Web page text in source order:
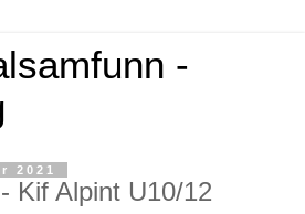
-
2021
Kif Alpint U10/12